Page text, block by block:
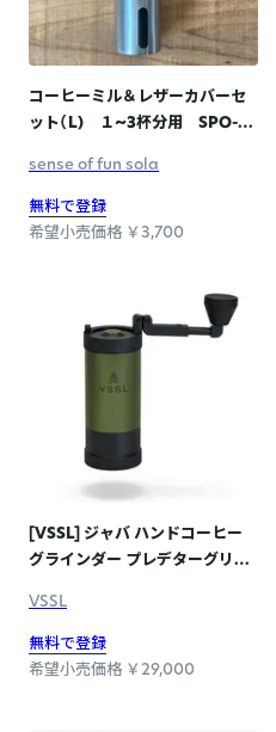
コーヒーミル＆レザーカバーセ
ット（L) １~3杯分用 SPO-
sense of fun sola
無料で登録
希望小売価格 ￥3,700
[VSSL] ジャバ ハンドコーヒー
グラインダー プレデターグリー
VSSL
無料で登録
希望小売価格 ￥29,000